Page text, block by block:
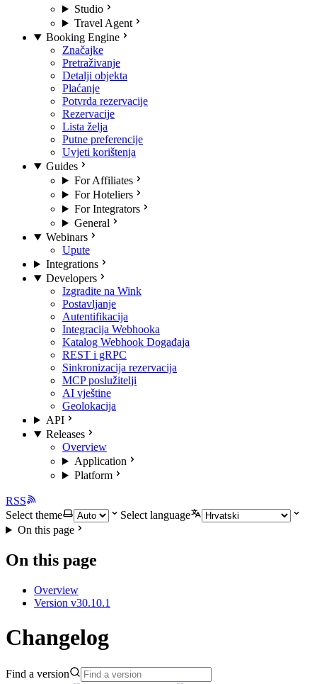
Studio
Travel Agent
Booking Engine
Značajke
Pretraživanje
Detalji objekta
Plaćanje
Potvrda rezervacije
Rezervacije
Lista želja
Putne preferencije
Uvjeti korištenja
Guides
For Affiliates
For Hoteliers
For Integrators
General
Webinars
Upute
Integrations
Developers
Izgradite na Wink
Postavljanje
Autentifikacija
Integracija Webhooka
Katalog Webhook Događaja
REST i gRPC
Sinkronizacija rezervacija
MCP poslužitelji
AI vještine
Geolokacija
API
Releases
Overview
Application
Platform
RSS
Select theme
Select language
On this page
On this page
Overview
Version v30.10.1
Changelog
Find a version